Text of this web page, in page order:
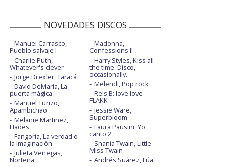
NOVEDADES DISCOS
Manuel Carrasco,
Pueblo salvaje I
Charlie Puth,
Whatever's clever
Jorge Drexler, Taracá
David DeMaría, La
puerta mágica
Manuel Turizo,
Apambichao
Melanie Martinez,
Hades
Fangoria, La verdad o
la imaginación
Julieta Venegas,
Norteña
Madonna,
Confessions II
Harry Styles, Kiss all
the time. Disco,
occasionally.
Melendi, Pop rock
Rels B: love love
FLAKK
Jessie Ware,
Superbloom
Laura Pausini, Yo
canto 2
Shania Twain, Little
Miss Twain
Andrés Suárez, Lúa